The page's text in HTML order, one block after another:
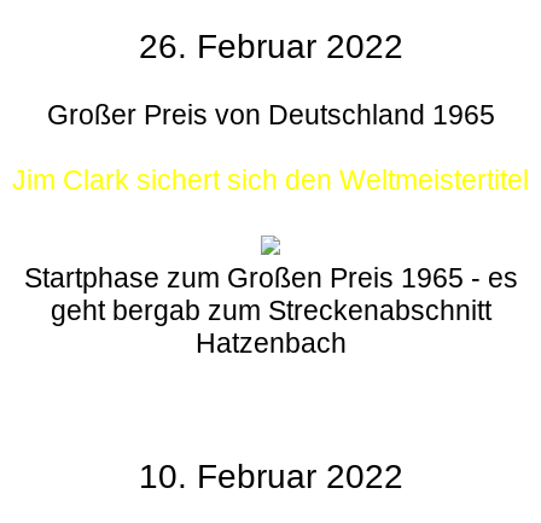
26. Februar 2022
Großer Preis von Deutschland 1965
Jim Clark sichert sich den Weltmeistertitel
Startphase zum Großen Preis 1965 - es
geht bergab zum Streckenabschnitt
Hatzenbach
10. Februar 2022